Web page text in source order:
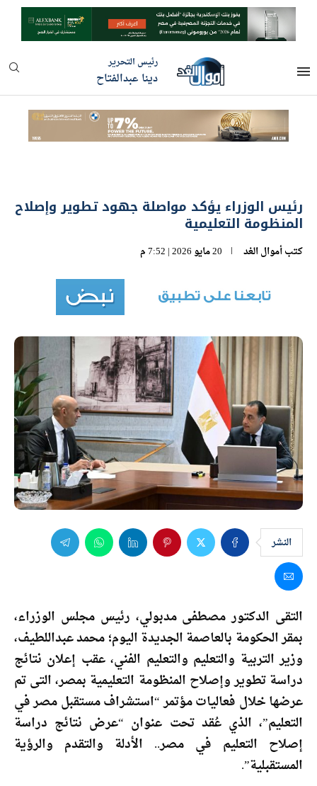
رئيس التحرير
دينا عبدالفتاح
رئيس الوزراء يؤكد مواصلة جهود تطوير وإصلاح
المنظومة التعليمية
كتبأموال الغد 20 مايو 2026 | 7:52 م
النشر
التقى الدكتور مصطفى مدبولي، رئيس مجلس الوزراء،
بمقر الحكومة بالعاصمة الجديدة اليوم؛ محمد عبداللطيف،
وزير التربية والتعليم والتعليم الفني، عقب إعلان نتائج
دراسة تطوير وإصلاح المنظومة التعليمية بمصر، التى تم
عرضها خلال فعاليات مؤتمر “استشراف مستقبل مصر في
التعليم”، الذي عُقد تحت عنوان “عرض نتائج دراسة
إصلاح التعليم في مصر.. الأدلة والتقدم والرؤية
المستقبلية”.